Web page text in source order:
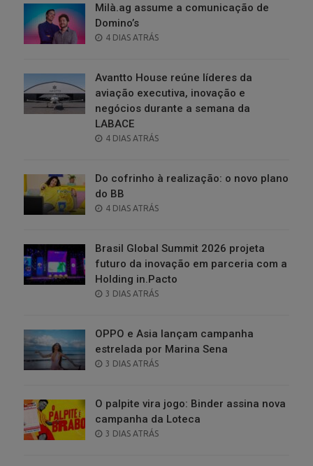
Milà.ag assume a comunicação de
Domino’s
POSTED
4 DIAS ATRÁS
Avantto House reúne líderes da
aviação executiva, inovação e
negócios durante a semana da
LABACE
POSTED
4 DIAS ATRÁS
Do cofrinho à realização: o novo plano
do BB
POSTED
4 DIAS ATRÁS
Brasil Global Summit 2026 projeta
futuro da inovação em parceria com a
Holding in.Pacto
POSTED
3 DIAS ATRÁS
OPPO e Asia lançam campanha
estrelada por Marina Sena
POSTED
3 DIAS ATRÁS
O palpite vira jogo: Binder assina nova
campanha da Loteca
POSTED
3 DIAS ATRÁS